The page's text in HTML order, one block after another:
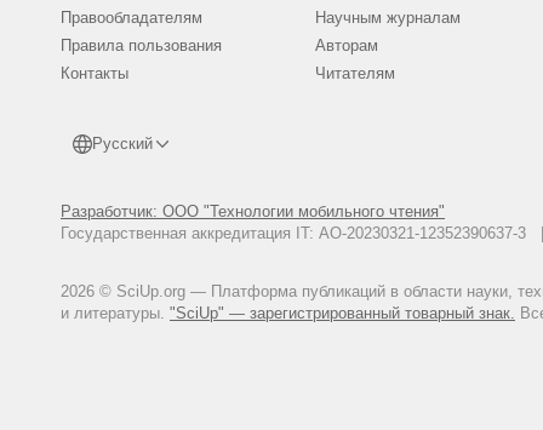
Правообладателям
Правила пользования
Контакты
Русский
Разработчик: ООО "Технологии мобильного чтения"
Государственная аккредитация IT: АО-20230321-
2026 © SciUp.org — Платформа публикаций в области науки,
и литературы. "SciUp" — зарегистрированный товарный знак.
Научным журналам
Авторам
Читателям